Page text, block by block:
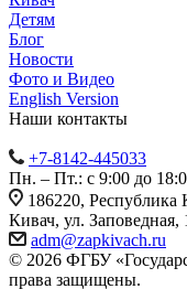
Детям
Блог
Новости
Фото и Видео
English Version
Наши контакты
+7-8142-445033
Пн. – Пт.: с 9:00 до
186220,
Кивач, ул. Заповедная,
adm@zapkivach.ru
© 2026 ФГБУ
права защищены.